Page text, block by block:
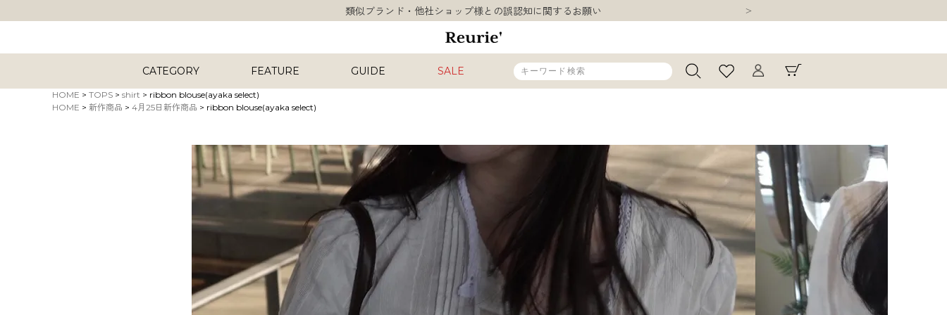
類似ブランド・他社ショップ様との誤認知に関するお願い
熊本県熊本地方を震源とする地震の影響について
お盆期間中の営業・配送に関して
類似ブランド・他社ショップ様との誤認知に関するお願い
10,000円以上ご購入で送料無料
CATEGORY FEATURE GUIDE SALE
商品タイプ
ORIGINAL HIT ITEM
カラー
HOME TOPS shirt
ribbon blouse(ayaka select)
HOME
新作商品 4月25日新作商品 ribbon blouse(ayaka select)